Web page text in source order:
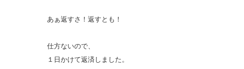
あぁ返すさ！返すとも！
仕方ないので、
１日かけて返済しました。